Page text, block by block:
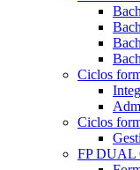
Ciclos
Ciclos
FP DUAL